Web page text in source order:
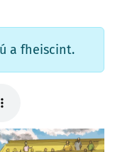
a fheiscint.